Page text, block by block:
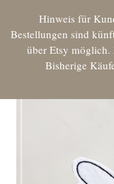
Hinweis für
Bestellungen sind
über Etsy möglich.
Bisherige